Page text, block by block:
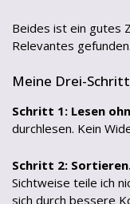
Beides ist ein gutes
Relevantes gefunden.
Meine Drei-
Schritt 1: Lesen
durchlesen. Kein
Schritt 2:
Sichtweise teile ich
sich durch bessere